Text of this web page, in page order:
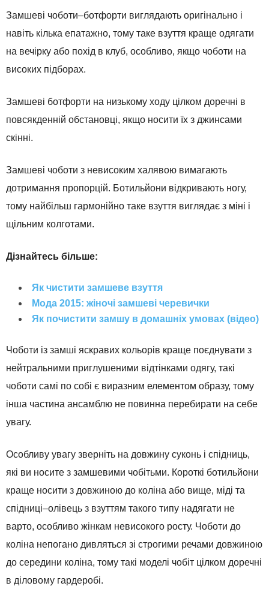
Замшеві чоботи–ботфорти виглядають оригінально і
навіть кілька епатажно, тому таке взуття краще одягати
на вечірку або похід в клуб, особливо, якщо чоботи на
високих підборах.
Замшеві ботфорти на низькому ходу цілком доречні в
повсякденній обстановці, якщо носити їх з джинсами
скінні.
Замшеві чоботи з невисоким халявою вимагають
дотримання пропорцій. Ботильйони відкривають ногу,
тому найбільш гармонійно таке взуття виглядає з міні і
щільним колготами.
Дізнайтесь більше:
Як чистити замшеве взуття
Мода 2015: жіночі замшеві черевички
Як почистити замшу в домашніх умовах (відео)
Чоботи із замші яскравих кольорів краще поєднувати з
нейтральними приглушеними відтінками одягу, такі
чоботи самі по собі є виразним елементом образу, тому
інша частина ансамблю не повинна перебирати на себе
увагу.
Особливу увагу зверніть на довжину суконь і спідниць,
які ви носите з замшевими чобітьми. Короткі ботильйони
краще носити з довжиною до коліна або вище, міді та
спідниці–олівець з взуттям такого типу надягати не
варто, особливо жінкам невисокого росту. Чоботи до
коліна непогано дивляться зі строгими речами довжиною
до середини коліна, тому такі моделі чобіт цілком доречні
в діловому гардеробі.